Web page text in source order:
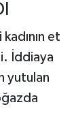
et
İddiaya
yutulan